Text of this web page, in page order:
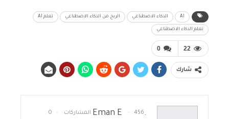
AI الذكاء الاصطناعي الربح من الذكاء الاصطناعي تعلم AI
تعلم الذكاء الاصطناعي
0 22
شارك
.Eman E 456 المشاركات 0